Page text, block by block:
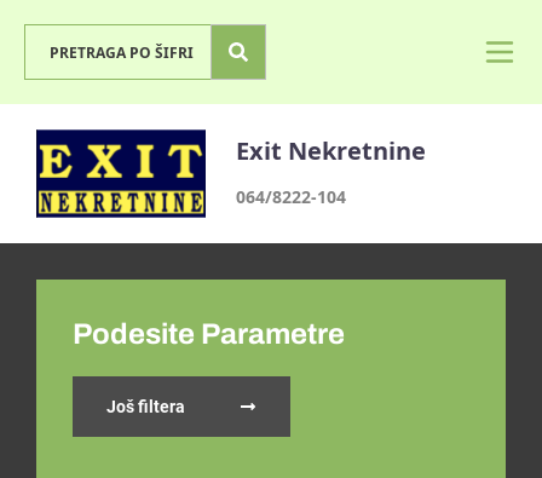
Exit Nekretnine
064/8222-104
Podesite Parametre
Još filtera